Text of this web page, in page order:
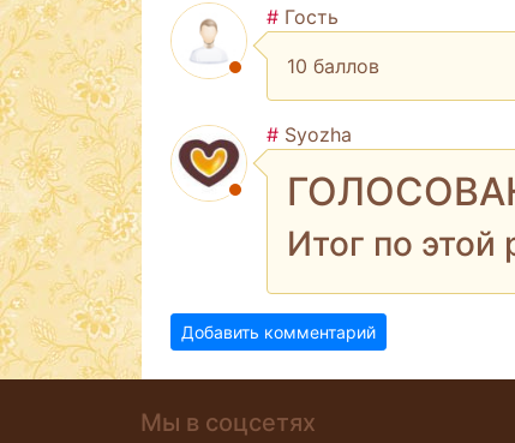
# Гость
10 баллов
# Syozha
Итог по этой
Добавить комментарий
Мы в соцсетях